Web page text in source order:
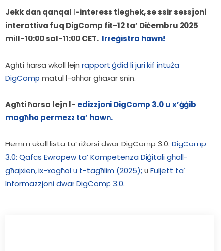
Jekk dan qanqal l-interess tiegħek, se ssir sessjoni
interattiva fuq DigComp fit-12 ta’ Diċembru 2025
mill-10:00 sal-11:00 CET. Irreġistra hawn!
Agħti ħarsa wkoll lejn rapport ġdid li juri kif intuża
DigComp matul l-aħħar għaxar snin.
Agħti ħarsa lejn l- edizzjoni DigComp 3.0 u x’ġġib
magħha permezz ta’ hawn.
Hemm ukoll lista ta’ riżorsi dwar DigComp 3.0: DigComp
3.0: Qafas Ewropew ta’ Kompetenza Diġitali għall-
għajxien, ix-xogħol u t-tagħlim (2025); u Fuljett ta’
Informazzjoni dwar DigComp 3.0.